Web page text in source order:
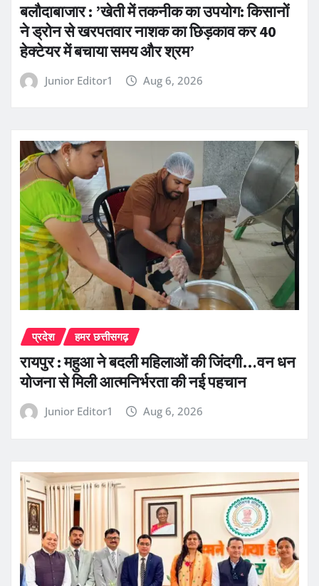
बलौदाबाजार : ’खेती में तकनीक का उपयोग: किसानों
ने ड्रोन से खरपतवार नाशक का छिड़काव कर 40
हेक्टेयर में बचाया समय और श्रम’
Junior Editor1 Aug 6, 2026
प्रदेश हमर छत्तीसगढ़
रायपुर : महुआ ने बदली महिलाओं की जिंदगी…वन धन
योजना से मिली आत्मनिर्भरता की नई पहचान
Junior Editor1 Aug 6, 2026